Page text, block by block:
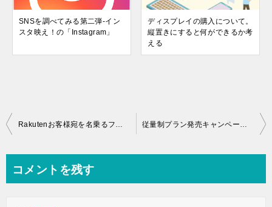
SNSを調べてみる第二弾-イン
スタ映え！の「Instagram」
ディスプレイの購入について。
縦置きにすると何ができるか考
える
投
ビ
Rakutenお客様宛を名乗るフィッシングメールに気をつけて！ 従量制プラン発売キャンペーン9/30まで限定割り引き開催！
コメントを残す